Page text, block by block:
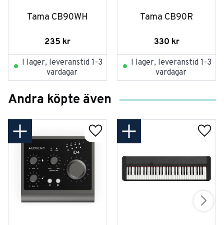
Tama CB90WH
235 kr
I lager, leveranstid 1-3
vardagar
Tama CB90R
330 kr
I lager, leveranstid 1-3
vardagar
Andra köpte även